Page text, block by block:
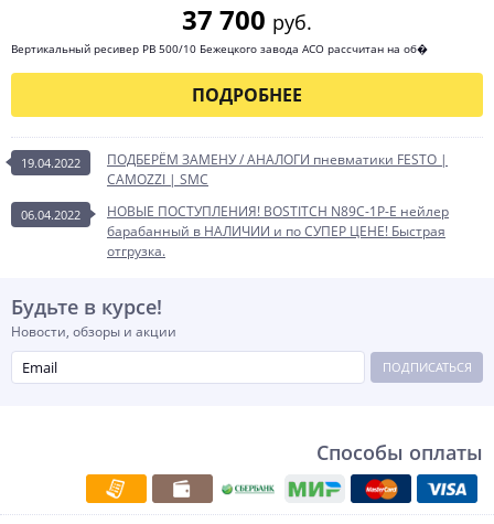
37 700 руб.
Вертикальный ресивер РВ 500/10 Бежецкого завода АСО рассчитан на об�
ПОДРОБНЕЕ
19.04.2022
ПОДБЕРЁМ ЗАМЕНУ / АНАЛОГИ пневматики FESTO |
CAMOZZI | SMC
НОВЫЕ ПОСТУПЛЕНИЯ! BOSTITCH N89C-1P-E нейлер
барабанный в НАЛИЧИИ и по СУПЕР ЦЕНЕ! Быстрая
отгрузка.
06.04.2022
Будьте в курсе!
Новости, обзоры и акции
ПОДПИСАТЬСЯ
Способы оплаты